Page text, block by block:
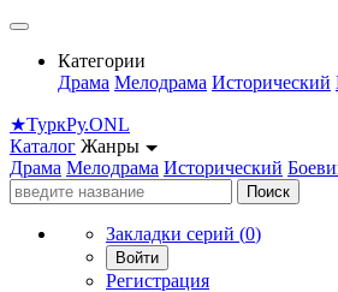
Категории
Драма Мелодрама Исторический
★ТуркРу.ONL
Каталог Жанры
Драма Мелодрама Исторический
Поиск
Закладки серий (0)
Войти
Регистрация